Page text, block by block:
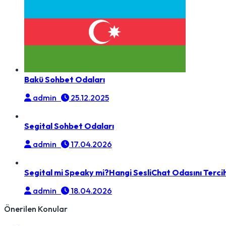
Bakü Sohbet Odaları
admin
25.12.2025
Segital Sohbet Odaları
admin
17.04.2026
Segital mi Speaky mi?Hangi SesliChat Odasını
admin
18.04.2026
Önerilen Konular